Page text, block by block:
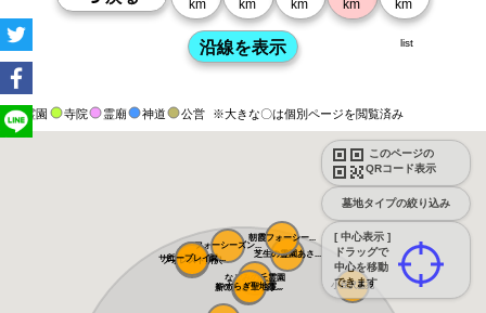
霊園 寺院 霊廟 神道 公営 ※大きな〇は個別ページを閲覧済み
このページの
QRコード表示
墓地タイプの絞り込み
[ 中心表示 ]
ドラッグで
中心を移動
できます
list
所沢聖地霊園
フォレスト所沢
芝生の霊園あさ...
フォーシーズン...
なごみの丘霊園
新の丘さくら浄...
やすらぎ聖地霊...
サニープレイス...
朝霞フォーシー...
小豆沢墓苑